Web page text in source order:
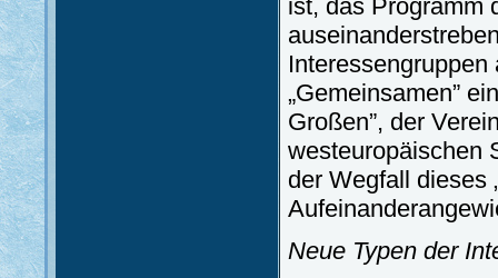
ist, das Programm
„Gemeinsamen”
Großen”, der
westeuropäischen
der Wegfall dieses
Neue Typen der